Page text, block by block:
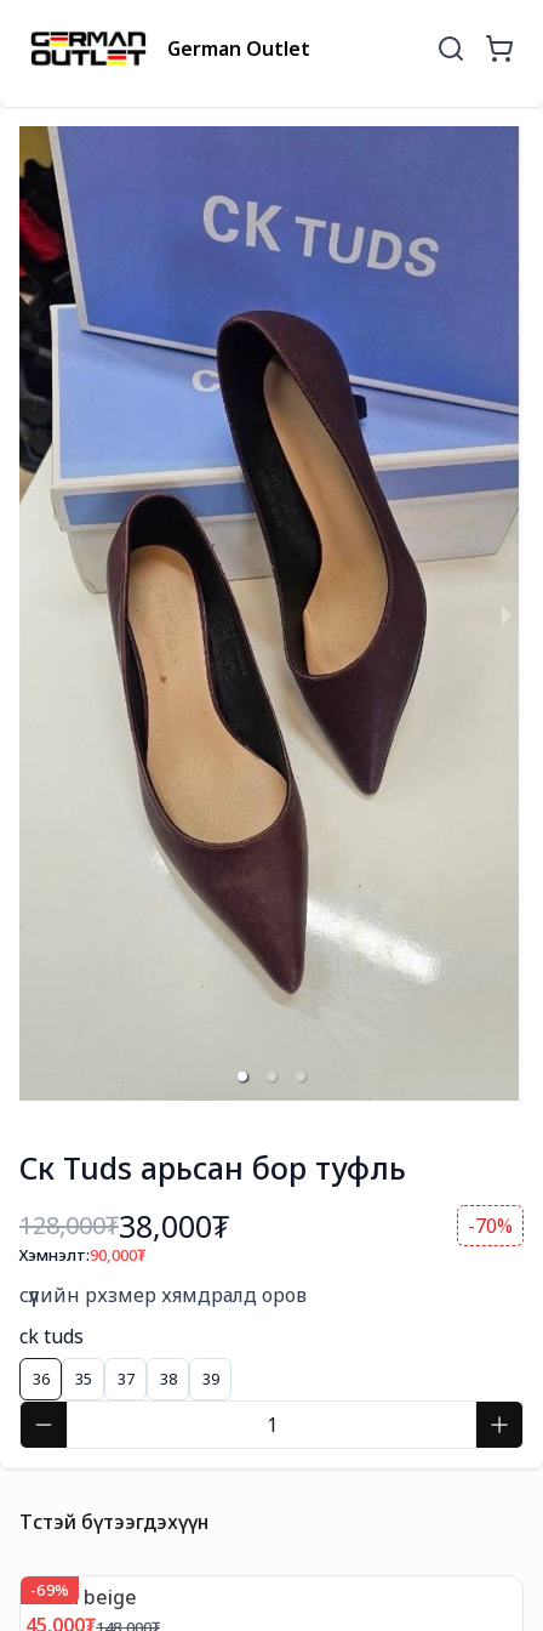
German Outlet
Ск Tuds арьсан бор туфль
128,000₮38,000₮ -70%
Хэмнэлт:90,000₮
сүүлийн рхзмер хямдралд оров
ck tuds
36 35 37 38 39
Төстэй бүтээгдэхүүн
-69%
Offen beige
45,000₮